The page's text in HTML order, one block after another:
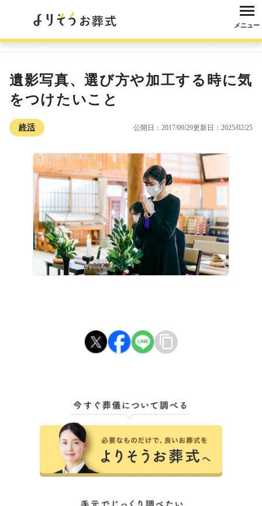
メニュー
よりそうお葬式 コラム 終活 遺影写真、選び方や加工する時に気をつ
遺影写真、選び方や加工する時に気
をつけたいこと
終活 公開日：2017/09/29更新日：2025/02/25